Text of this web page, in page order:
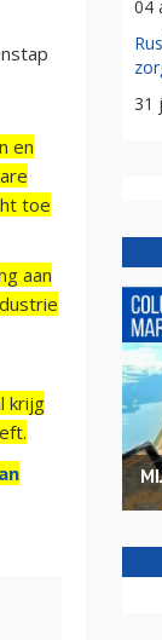
en
toe
aan
krijg
04
31